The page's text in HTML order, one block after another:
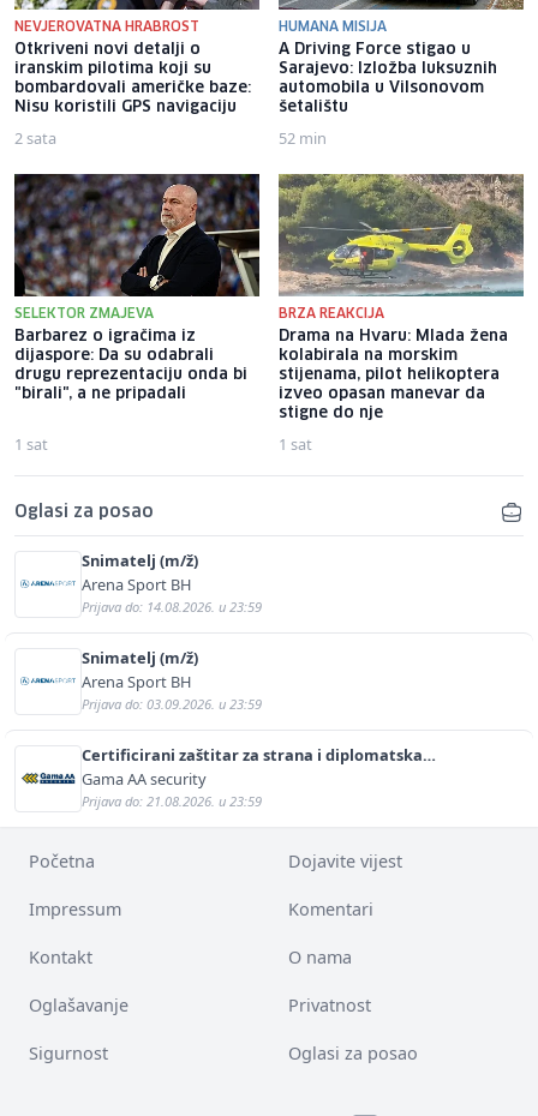
NEVJEROVATNA HRABROST
Otkriveni novi detalji o
iranskim pilotima koji su
bombardovali američke baze:
Nisu koristili GPS navigaciju
2 sata
HUMANA MISIJA
A Driving Force stigao u
Sarajevo: Izložba luksuznih
automobila u Vilsonovom
šetalištu
52 min
SELEKTOR ZMAJEVA
Barbarez o igračima iz
dijaspore: Da su odabrali
drugu reprezentaciju onda bi
"birali", a ne pripadali
1 sat
BRZA REAKCIJA
Drama na Hvaru: Mlada žena
kolabirala na morskim
stijenama, pilot helikoptera
izveo opasan manevar da
stigne do nje
1 sat
Oglasi za posao
Snimatelj (m/ž)
Arena Sport BH
Prijava do: 14.08.2026. u 23:59
Snimatelj (m/ž)
Arena Sport BH
Prijava do: 03.09.2026. u 23:59
Certificirani zaštitar za strana i diplomatska
predstavništva (m/ž)
Gama AA security
Prijava do: 21.08.2026. u 23:59
Početna Dojavite vijest
Impressum Komentari
Kontakt O nama
Oglašavanje Privatnost
Sigurnost Oglasi za posao